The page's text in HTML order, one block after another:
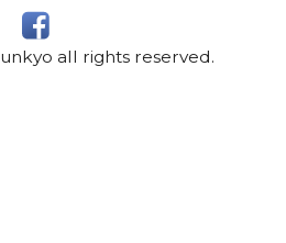
all rights reserved.